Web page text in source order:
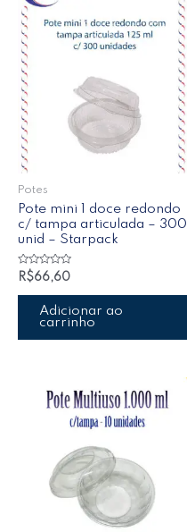
Potes
Pote mini 1 doce redondo
c/ tampa articulada – 300
unid – Starpack
Avaliação
0
de
R$66,60
Adicionar ao
carrinho